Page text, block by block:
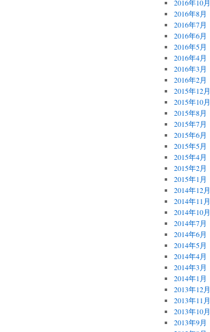
2016年10月
2016年8月
2016年7月
2016年6月
2016年5月
2016年4月
2016年3月
2016年2月
2015年12月
2015年10月
2015年8月
2015年7月
2015年6月
2015年5月
2015年4月
2015年2月
2015年1月
2014年12月
2014年11月
2014年10月
2014年7月
2014年6月
2014年5月
2014年4月
2014年3月
2014年1月
2013年12月
2013年11月
2013年10月
2013年9月